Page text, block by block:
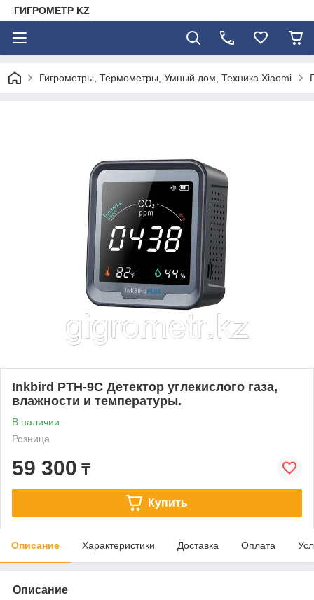
ГИГРОМЕТР KZ
Гигрометры, Термометры, Умный дом, Техника Xiaomi
Inkbird PTH-9C Детектор углекислого газа,
влажности и температуры.
В наличии
Розница
59 300 ₸
Купить
Описание Характеристики Доставка Оплата
Описание